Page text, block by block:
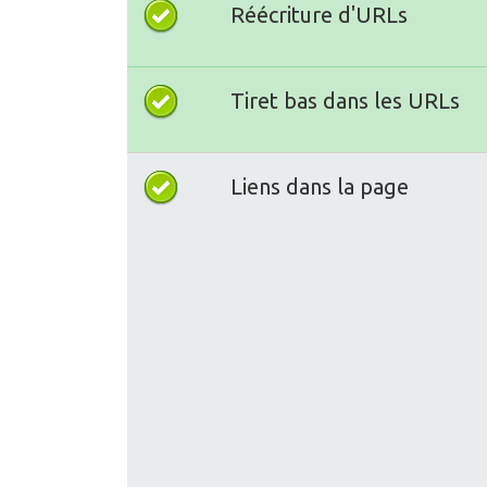
Réécriture d'URLs
Tiret bas dans les URLs
Liens dans la page